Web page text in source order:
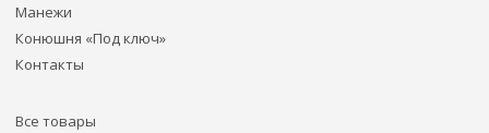
Манежи
Конюшня «Под ключ»
Контакты
Все товары